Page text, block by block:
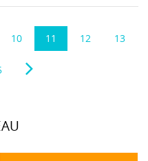
10 11 12 13